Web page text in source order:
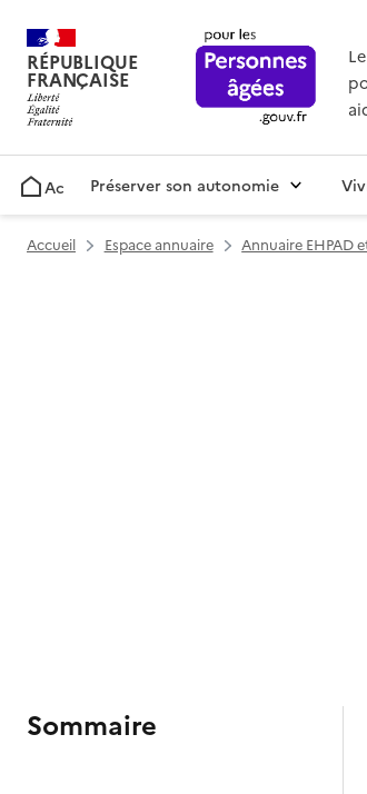
RÉPUBLIQUE
FRANÇAISE
AccueilPréserver son autonomie
Accueil Espace annuaire Annuaire EHPAD
Sommaire